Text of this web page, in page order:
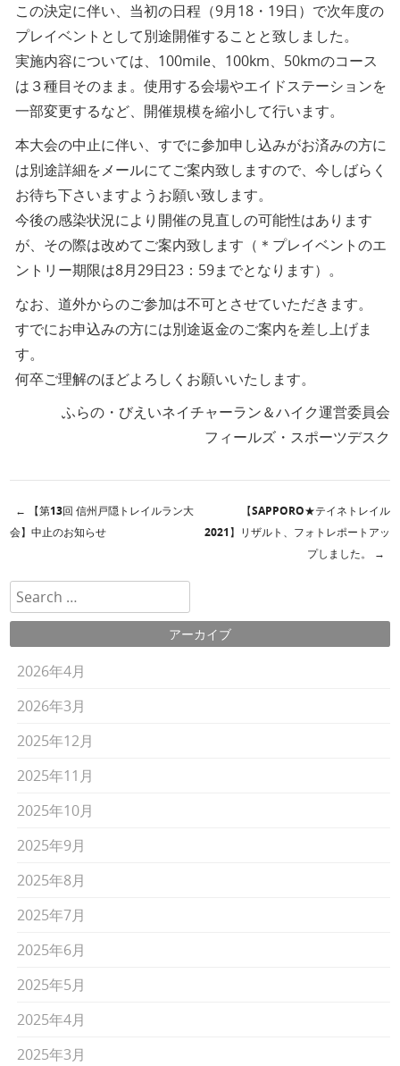
この決定に伴い、当初の日程（9月18・19日）で次年度の
プレイベントとして別途開催することと致しました。
実施内容については、100mile、100km、50kmのコース
は３種目そのまま。使用する会場やエイドステーションを
一部変更するなど、開催規模を縮小して行います。
本大会の中止に伴い、すでに参加申し込みがお済みの方に
は別途詳細をメールにてご案内致しますので、今しばらく
お待ち下さいますようお願い致します。
今後の感染状況により開催の見直しの可能性はあります
が、その際は改めてご案内致します（＊プレイベントのエ
ントリー期限は8月29日23：59までとなります）。
なお、道外からのご参加は不可とさせていただきます。
すでにお申込みの方には別途返金のご案内を差し上げま
す。
何卒ご理解のほどよろしくお願いいたします。
ふらの・びえいネイチャーラン＆ハイク運営委員会
フィールズ・スポーツデスク
投稿ナビゲーション
←
【第13回 信州戸隠トレイルラン大
会】中止のお知らせ
【SAPPORO★テイネトレイル
2021】リザルト、フォトレポートアッ
プしました。
→
検索
アーカイブ
2026年4月
2026年3月
2025年12月
2025年11月
2025年10月
2025年9月
2025年8月
2025年7月
2025年6月
2025年5月
2025年4月
2025年3月